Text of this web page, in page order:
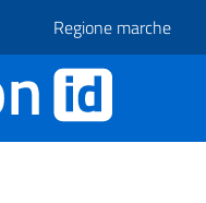
Regione marche